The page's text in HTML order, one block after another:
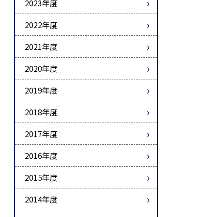
2023年度
2022年度
2021年度
2020年度
2019年度
2018年度
2017年度
2016年度
2015年度
2014年度